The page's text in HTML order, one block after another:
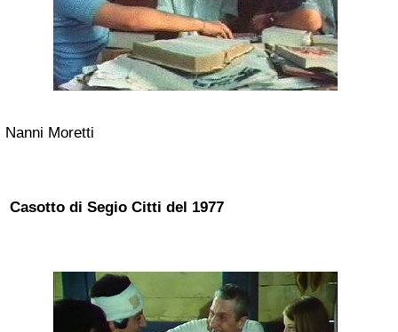
Nanni Moretti
Casotto di Segio Citti del 1977